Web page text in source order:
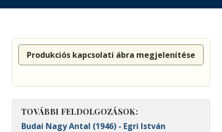
Produkciós kapcsolati ábra megjelenítése
TOVÁBBI FELDOLGOZÁSOK:
Budai Nagy Antal (1946) - Egri István